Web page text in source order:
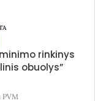
rinkinys
obuolys”
PVM